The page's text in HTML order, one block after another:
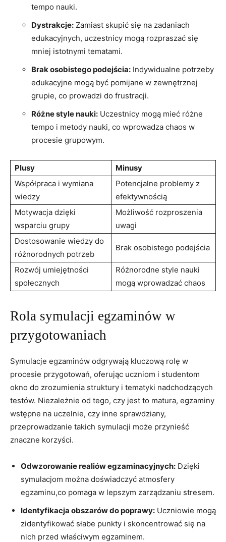
tempo nauki.
Dystrakcje: Zamiast skupić się na zadaniach
edukacyjnych, uczestnicy mogą rozpraszać się
mniej istotnymi tematami.
Brak osobistego podejścia: Indywidualne potrzeby
edukacyjne mogą być pomijane w zewnętrznej
grupie, co prowadzi do frustracji.
Różne style nauki: Uczestnicy mogą mieć różne
tempo i metody nauki, co wprowadza chaos w
procesie grupowym.
Plusy
Minusy
Współpraca i wymiana
wiedzy
Potencjalne problemy z
efektywnością
Motywacja dzięki
wsparciu grupy
Możliwość rozproszenia
uwagi
Dostosowanie wiedzy do
różnorodnych potrzeb
Brak osobistego podejścia
Rozwój umiejętności
społecznych
Różnorodne style nauki
mogą wprowadzać chaos
Rola symulacji egzaminów w
przygotowaniach
Symulacje egzaminów odgrywają kluczową rolę w
procesie przygotowań, oferując uczniom i studentom
okno do zrozumienia struktury i tematyki nadchodzących
testów. Niezależnie od tego, czy jest to matura, egzaminy
wstępne na uczelnie, czy inne sprawdziany,
przeprowadzanie takich symulacji może przynieść
znaczne korzyści.
Odwzorowanie realiów egzaminacyjnych: Dzięki
symulacjom można doświadczyć atmosfery
egzaminu,co pomaga w lepszym zarządzaniu stresem.
Identyfikacja obszarów do poprawy: Uczniowie mogą
zidentyfikować słabe punkty i skoncentrować się na
nich przed właściwym egzaminem.